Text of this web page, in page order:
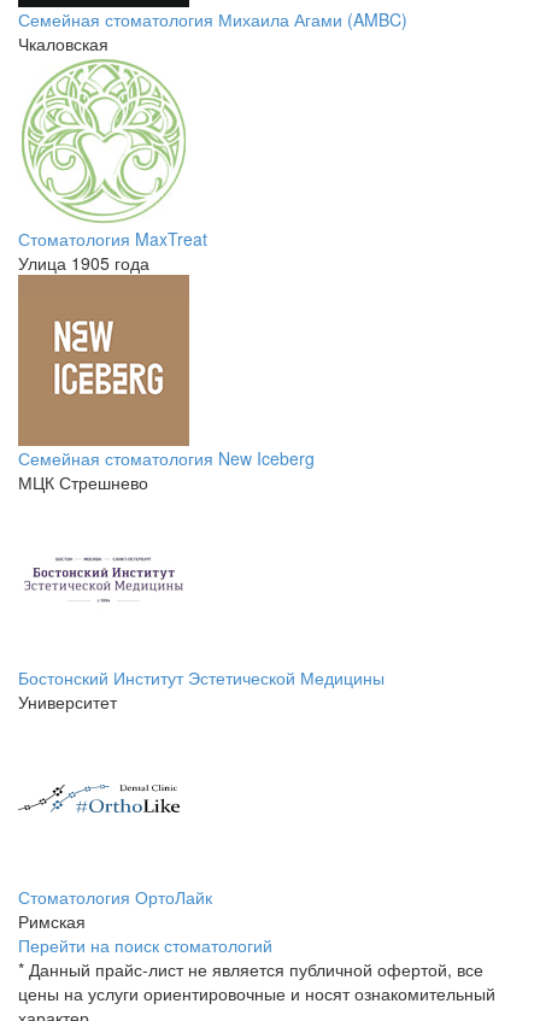
Семейная стоматология Михаила Агами (AMBC)
Чкаловская
Стоматология MaxTreat
Улица 1905 года
Семейная стоматология New Iceberg
МЦК Стрешнево
Бостонский Институт Эстетической Медицины
Университет
Стоматология ОртоЛайк
Римская
Перейти на поиск стоматологий
* Данный прайс-лист не является публичной офертой, все
цены на услуги ориентировочные и носят ознакомительный